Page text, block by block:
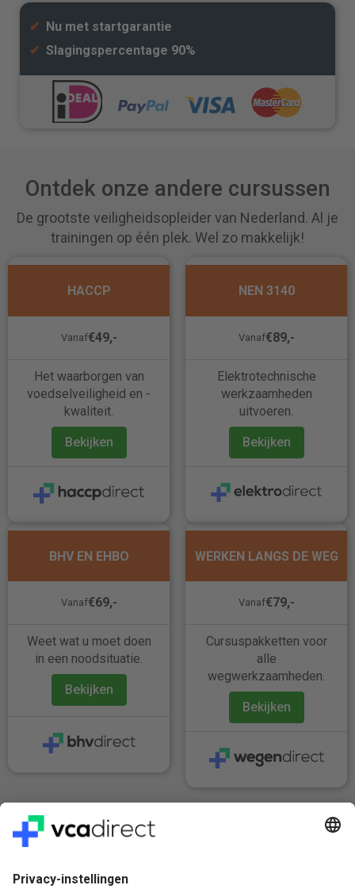
✔ Nu met startgarantie
✔ Slagingspercentage 90%
Ontdek onze andere cursussen
De grootste veiligheidsopleider van Nederland. Al je
trainingen op één plek. Wel zo makkelijk!
HACCP
Vanaf€49,-
Het waarborgen van
voedselveiligheid en -
kwaliteit.
Bekijken
NEN 3140
Vanaf€89,-
Elektrotechnische
werkzaamheden
uitvoeren.
Bekijken
BHV EN EHBO
Vanaf€69,-
Weet wat u moet doen
in een noodsituatie.
Bekijken
WERKEN LANGS DE WEG
Vanaf€79,-
Cursuspakketten voor
alle
wegwerkzaamheden.
Bekijken